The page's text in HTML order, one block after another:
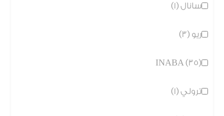
سانال (1)
ريو (3)
INABA (35)
ترولي (1)